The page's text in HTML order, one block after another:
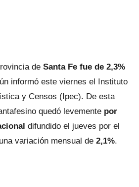
de Santa Fe fue de 2,3%
informó este viernes el Instituto
y Censos (Ipec). De esta
quedó levemente por
difundido el jueves por el
variación mensual de 2,1%.